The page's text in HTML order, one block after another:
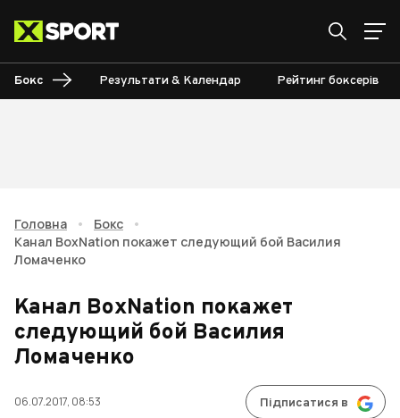
Бокс Результати & Календар Рейтинг боксерів
Головна • Бокс
•
Канал BoxNation покажет следующий бой Василия
Ломаченко
Канал BoxNation покажет
следующий бой Василия
Ломаченко
06.07.2017, 08:53 Підписатися в